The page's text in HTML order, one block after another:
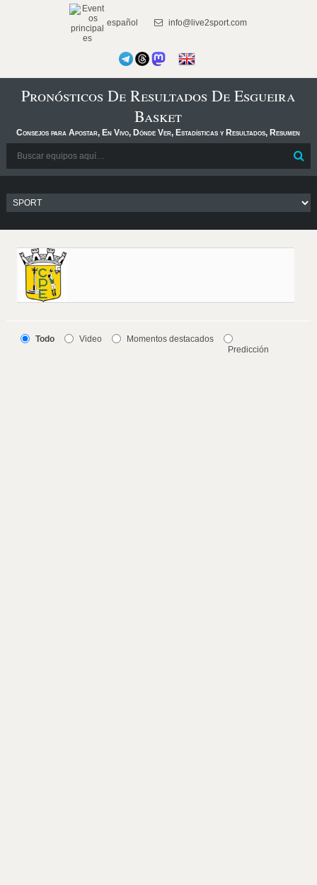
español info@live2sport.com
Pronósticos De Resultados De Esgueira
Basket
Consejos para Apostar, En Vivo, Dónde Ver, Estadísticas y Resultados, Resumen
Todo Video
Momentos destacados
Predicción